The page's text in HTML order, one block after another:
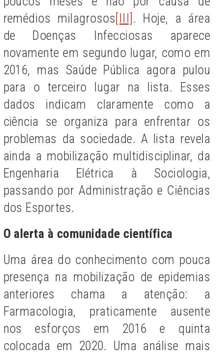
remédios milagrosos[III] . Hoje, a área
de Doenças Infecciosas aparece
novamente em segundo lugar, como em
2016, mas Saúde Pública agora pulou
para o terceiro lugar na lista. Esses
dados indicam claramente como a
ciência se organiza para enfrentar os
problemas da sociedade. A lista revela
ainda a mobilização multidisciplinar, da
Engenharia Elétrica à Sociologia,
passando por Administração e Ciências
dos Esportes.
O alerta à comunidade científica
Uma área do conhecimento com pouca
presença na mobilização de epidemias
anteriores chama a atenção: a
Farmacologia, praticamente ausente
nos esforços em 2016 e quinta
colocada em 2020. Uma análise mais